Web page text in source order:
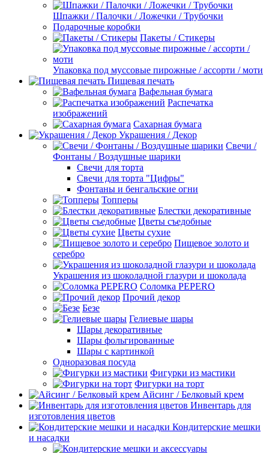
Шпажки / Палочки / Ложечки / Трубочки
Подарочные коробки
Пакеты / Стикеры
Упаковка под муссовые пирожные / ассорти / моти
Пищевая печать
Вафельная бумага
Распечатка
изображений
Сахарная бумага
Украшения / Декор
Свечи /
Фонтаны / Воздушные шарики
Свечи для торта
Свечи для торта "Цифры"
Фонтаны и бенгальские огни
Топперы
Блестки декоративные
Цветы съедобные
Цветы сухие
Пищевое золото и
серебро
Украшения из шоколадной глазури и шоколада
Соломка PEPERO
Прочий декор
Безе
Гелиевые шары
Шары декоративные
Шары фольгированные
Шары с картинкой
Одноразовая посуда
Фигурки из мастики
Фигурки на торт
Айсинг / Белковый крем
Инвентарь для
изготовления цветов
Кондитерские мешки
и насадки